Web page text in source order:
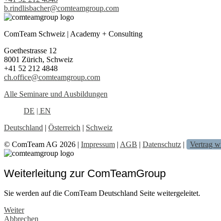
b.rindlisbacher@comteamgroup.com
ComTeam Schweiz | Academy + Consulting
Goethestrasse 12
8001 Zürich, Schweiz
+41 52 212 4848
ch.office@comteamgroup.com
Alle Seminare und Ausbildungen
DE | EN
Deutschland | Österreich | Schweiz
© ComTeam AG 2026 | Impressum | AGB | Datenschutz | Vertrag
Weiterleitung zur ComTeamGroup
Sie werden auf die ComTeam Deutschland Seite weitergeleitet.
Weiter
Abbrechen